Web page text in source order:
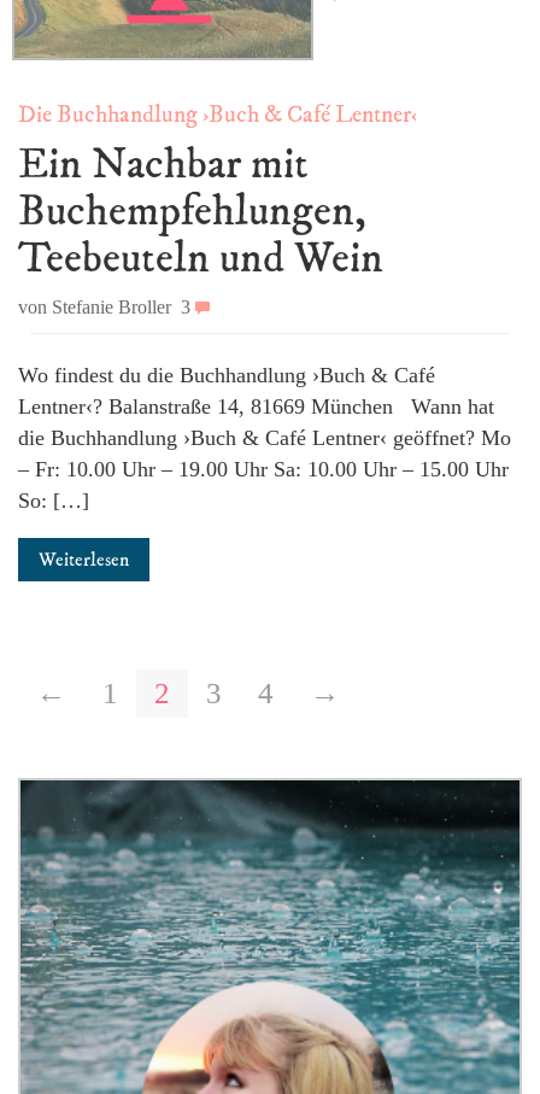
Die Buchhandlung ›Buch & Café Lentner‹
Ein Nachbar mit
Buchempfehlungen,
Teebeuteln und Wein
von Stefanie Broller 3
Wo findest du die Buchhandlung ›Buch & Café
Lentner‹? Balanstraße 14, 81669 München Wann hat
die Buchhandlung ›Buch & Café Lentner‹ geöffnet? Mo
– Fr: 10.00 Uhr – 19.00 Uhr Sa: 10.00 Uhr – 15.00 Uhr
So: […]
Weiterlesen
← 1 2 3 4 →